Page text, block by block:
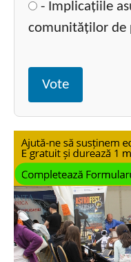
- Implicațiile
comunităților de
Vote